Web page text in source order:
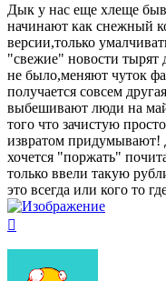
Дык у нас еще хлеще
начинают как снежный
версии,только
"свежие" новости тырят
не было,меняют чуток
получается совсем
выбешивают люди на
того что зачистую
извратом придумывают!
хочется "поржать"
только ввели такую
это всегда или кого то
началу